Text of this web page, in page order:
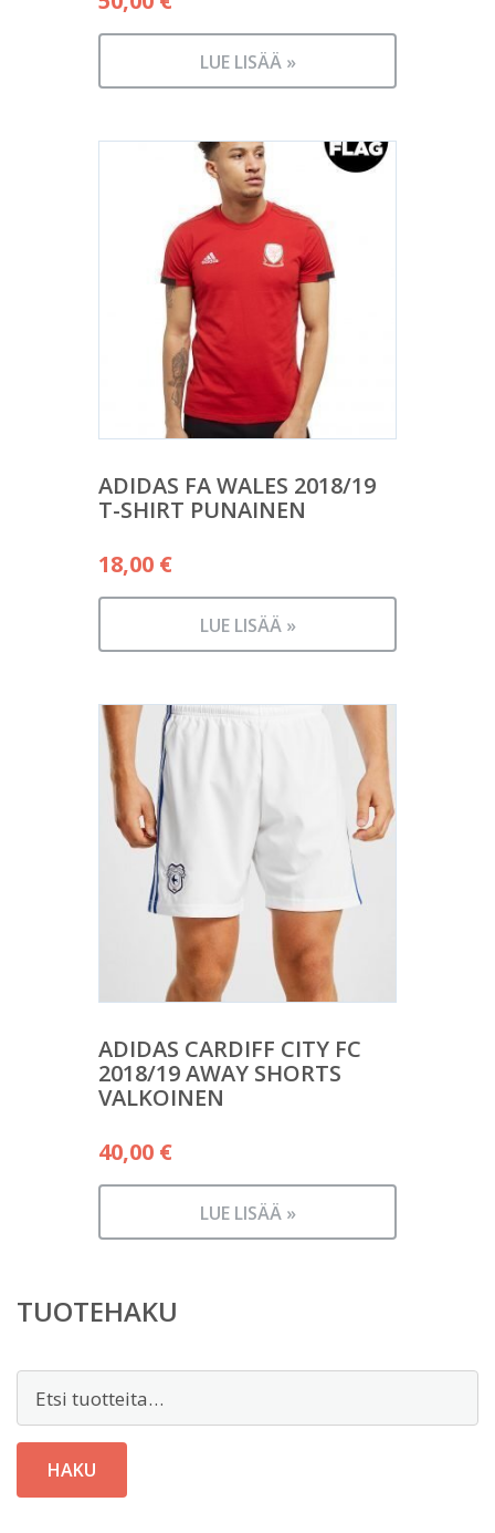
LUE LISÄÄ »
ADIDAS FA WALES 2018/19
T-SHIRT PUNAINEN
18,00 €
LUE LISÄÄ »
ADIDAS CARDIFF CITY FC
2018/19 AWAY SHORTS
VALKOINEN
40,00 €
LUE LISÄÄ »
TUOTEHAKU
HAKU